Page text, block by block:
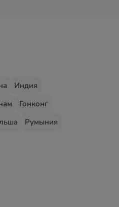
Индия
Гонконг
Румыния